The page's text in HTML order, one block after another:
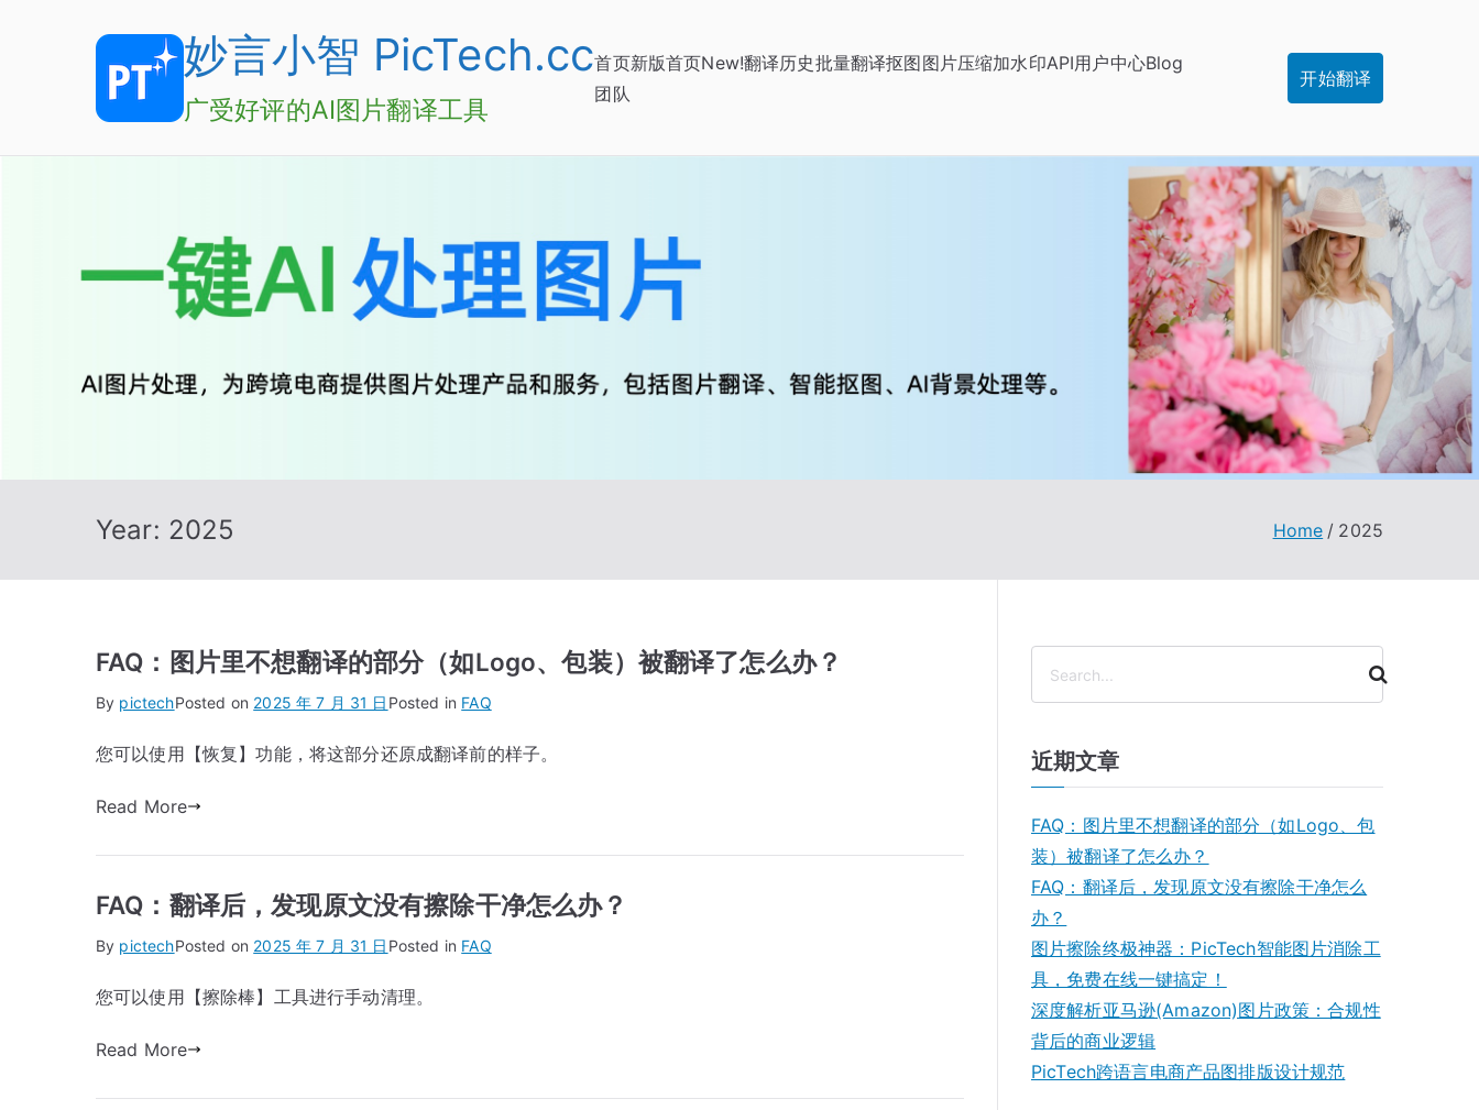
妙言小智 PicTech.cc
广受好评的AI图片翻译工具
首页新版首页New!翻译历史批量翻译抠图图片压缩加水印API用户中心Blog
团队
开始翻译
Year: 2025 Home 2025
FAQ：图片里不想翻译的部分（如Logo、包装）被翻译了怎么办？
By pictechPosted on 2025 年 7 月 31 日 Posted in FAQ
您可以使用【恢复】功能，将这部分还原成翻译前的样子。
Read More
FAQ：翻译后，发现原文没有擦除干净怎么办？
By pictechPosted on 2025 年 7 月 31 日 Posted in FAQ
您可以使用【擦除棒】工具进行手动清理。
Read More
近期文章
FAQ：图片里不想翻译的部分（如Logo、包
装）被翻译了怎么办？
FAQ：翻译后，发现原文没有擦除干净怎么
办？
图片擦除终极神器：PicTech智能图片消除工
具，免费在线一键搞定！
深度解析亚马逊(Amazon)图片政策：合规性
背后的商业逻辑
PicTech跨语言电商产品图排版设计规范